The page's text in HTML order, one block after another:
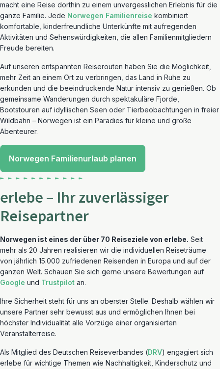
macht eine Reise dorthin zu einem unvergesslichen Erlebnis für die
ganze Familie. Jede Norwegen Familienreise kombiniert
komfortable, kinderfreundliche Unterkünfte mit aufregenden
Aktivitäten und Sehenswürdigkeiten, die allen Familienmitgliedern
Freude bereiten.
Auf unseren entspannten Reiserouten haben Sie die Möglichkeit,
mehr Zeit an einem Ort zu verbringen, das Land in Ruhe zu
erkunden und die beeindruckende Natur intensiv zu genießen. Ob
gemeinsame Wanderungen durch spektakuläre Fjorde,
Bootstouren auf idyllischen Seen oder Tierbeobachtungen in freier
Wildbahn – Norwegen ist ein Paradies für kleine und große
Abenteurer.
Norwegen Familienurlaub planen
erlebe – Ihr zuverlässiger
Reisepartner
Norwegen ist eines der über 70 Reiseziele von erlebe. Seit
mehr als 20 Jahren realisieren wir die individuellen Reiseträume
von jährlich 15.000 zufriedenen Reisenden in Europa und auf der
ganzen Welt. Schauen Sie sich gerne unsere Bewertungen auf
Google und Trustpilot an.
Ihre Sicherheit steht für uns an oberster Stelle. Deshalb wählen wir
unsere Partner sehr bewusst aus und ermöglichen Ihnen bei
höchster Individualität alle Vorzüge einer organisierten
Veranstalterreise.
Als Mitglied des Deutschen Reiseverbandes (DRV) engagiert sich
erlebe für wichtige Themen wie Nachhaltigkeit, Kinderschutz und